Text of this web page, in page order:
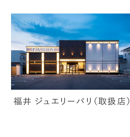
福井 ジュエリーパリ（取扱店）